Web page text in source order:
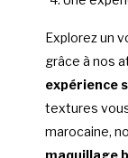
Explorez un
grâce à nos
expérience
textures
marocaine,
maquillage